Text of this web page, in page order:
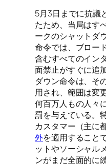
5月3日までに抗議
たため、当局はす
ークのシャットダ
命令では、ブロー
含むすべてのイン
面禁止がすぐに追
ダウン命令は、そ
用され、範囲は変
何百万人もの人々
罰を与えている。
カスタマー（主に
外を適用すること
ットやソーシャル
ンがまだ全面的に